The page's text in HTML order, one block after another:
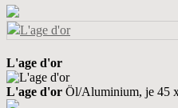
L'age d'or
L'age d'or Öl/Aluminium, je 45